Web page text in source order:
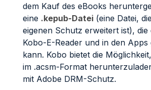
dem Kauf des eBooks
eine .kepub-Datei (eine Datei,
eigenen Schutz erweitert ist),
Kobo-E-Reader und in den Apps
kann. Kobo bietet die
im .acsm-Format
mit Adobe DRM-Schutz.